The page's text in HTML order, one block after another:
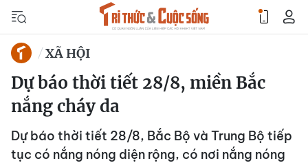
XÃ HỘI
Dự báo thời tiết 28/8, miền Bắc
nắng cháy da
Dự báo thời tiết 28/8, Bắc Bộ và Trung Bộ tiếp
tục có nắng nóng diện rộng, có nơi nắng nóng